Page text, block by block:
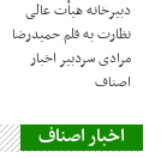
اخبار اصناف